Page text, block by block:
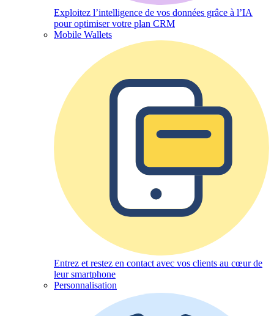
Exploitez l’intelligence de vos données grâce à l’IA
pour optimiser votre plan CRM
Mobile Wallets
Entrez et restez en contact avec vos clients au cœur de
leur smartphone
Personnalisation